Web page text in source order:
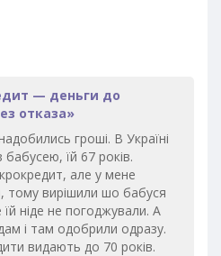
— деньги до
отказа»
гроші. В Україні
їй 67 років.
але у мене
тому вирішили шо бабуся
ніде не погоджували. А
і там одобрили одразу.
видають до 70 років.